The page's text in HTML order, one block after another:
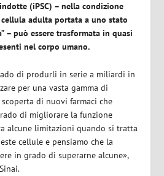
(iPSC) – nella condizione
adulta portata a uno stato
– può essere trasformata in quasi
nel corpo umano.
di produrli in serie a miliardi in
per una vasta gamma di
di nuovi farmaci che
di migliorare la funzione
alcune limitazioni quando si tratta
cellule e pensiamo che la
in grado di superarne alcune»,